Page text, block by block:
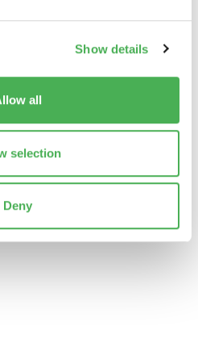
content and ads, to
and analytics partners who
that you’ve
collected from your use
Show details
all
selection
Deny